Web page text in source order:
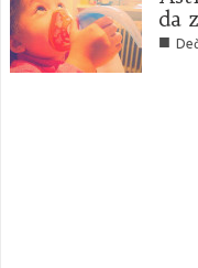
da
■